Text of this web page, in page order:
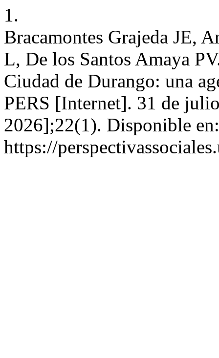
1.
Bracamontes Grajeda JE,
L, De los Santos Amaya
Ciudad de Durango: una
PERS [Internet]. 31 de
2026];22(1). Disponible en:
https://